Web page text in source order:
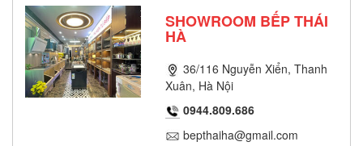
SHOWROOM BẾP THÁI
HÀ
36/116 Nguyễn Xiển, Thanh
Xuân, Hà Nội
0944.809.686
bepthaiha@gmail.com